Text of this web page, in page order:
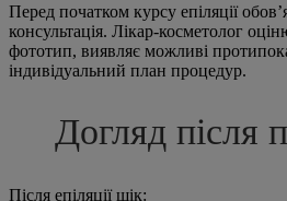
Перед початком курсу епіляції
консультація. Лікар-косметолог
фототип, виявляє можливі
індивідуальний план процедур.
Догляд після
Після епіляції щік: